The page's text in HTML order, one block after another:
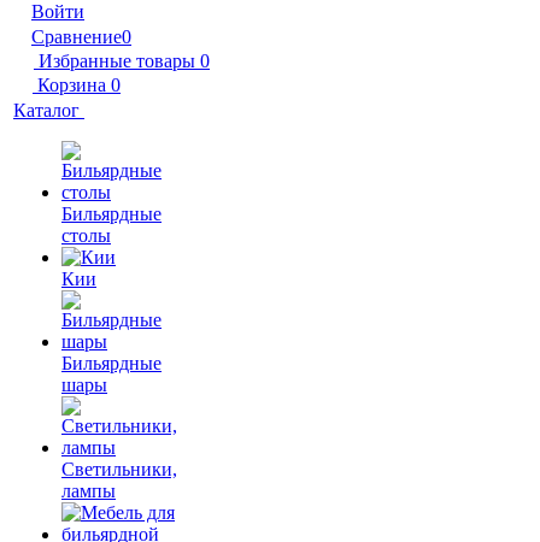
Войти
Сравнение0
Избранные товары 0
Корзина 0
Каталог
Бильярдные
столы
Кии
Бильярдные
шары
Светильники,
лампы